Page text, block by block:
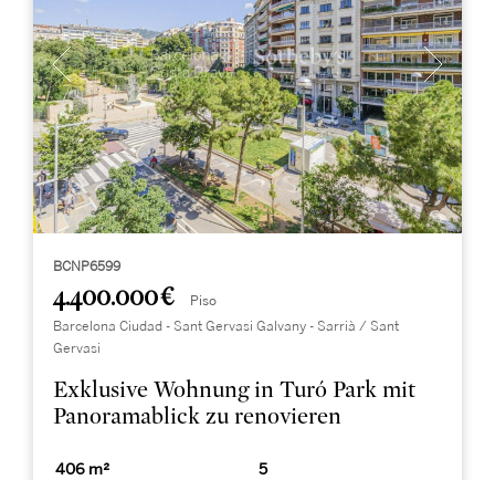
BCNP6599
4.400.000 € Piso
Barcelona Ciudad - Sant Gervasi Galvany - Sarrià / Sant
Gervasi
Exklusive Wohnung in Turó Park mit
Panoramablick zu renovieren
406 m² 5